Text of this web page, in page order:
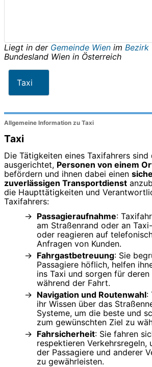
Liegt in der Gemeinde Wien im Bezirk
Bundesland Wien in Österreich
Taxi
Allgemeine Information zu Taxi
Taxi
Die Tätigkeiten eines Taxifahrers sind
ausgerichtet, Personen von einem
befördern und ihnen dabei einen
zuverlässigen Transportdienst
die Haupttätigkeiten und
Taxifahrers:
Passagieraufnahme:
am Straßenrand oder an
oder reagieren auf
Anfragen von Kunden.
Fahrgastbetreuung: Sie
Passagiere höflich, helfen
ins Taxi und sorgen für
während der Fahrt.
Navigation und Routenwahl:
ihr Wissen über das
Systeme, um die beste und
zum gewünschten Ziel zu
Fahrsicherheit: Sie fahren
respektieren Verkehrsregeln,
der Passagiere und anderer
zu gewährleisten.